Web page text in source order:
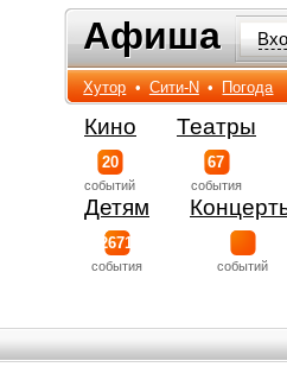
Афиша
Афиша
Хутор • Сити-N • Погода
Кино
20
событий
Театры
67
события
Детям
2671
события событий